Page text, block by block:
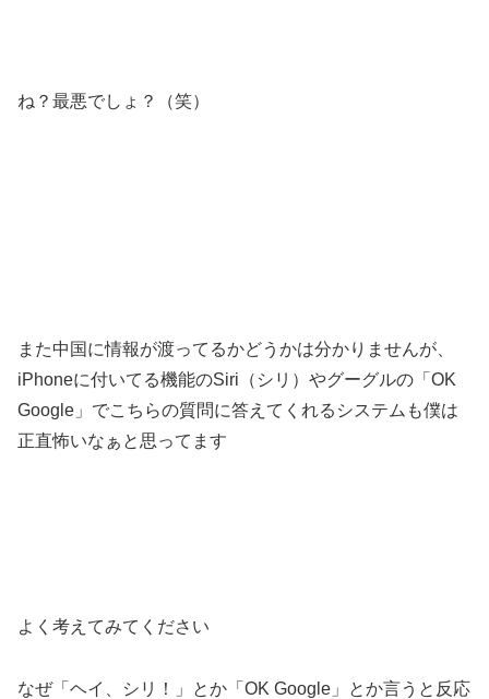
ね？最悪でしょ？（笑）
また中国に情報が渡ってるかどうかは分かりませんが、
iPhoneに付いてる機能のSiri（シリ）やグーグルの「OK
Google」でこちらの質問に答えてくれるシステムも僕は
正直怖いなぁと思ってます
よく考えてみてください
なぜ「ヘイ、シリ！」とか「OK Google」とか言うと反応